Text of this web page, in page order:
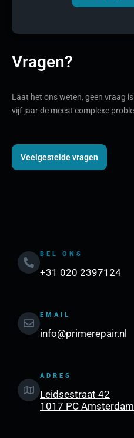
Vragen?
Laat het ons weten, geen vraag
vijf jaar de meest complexe
Veelgestelde vragen
BEL ONS
+31 020 2397124
EMAIL
info@primerepair.nl
ADRES
Leidsestraat 42
1017 PC Amsterdam